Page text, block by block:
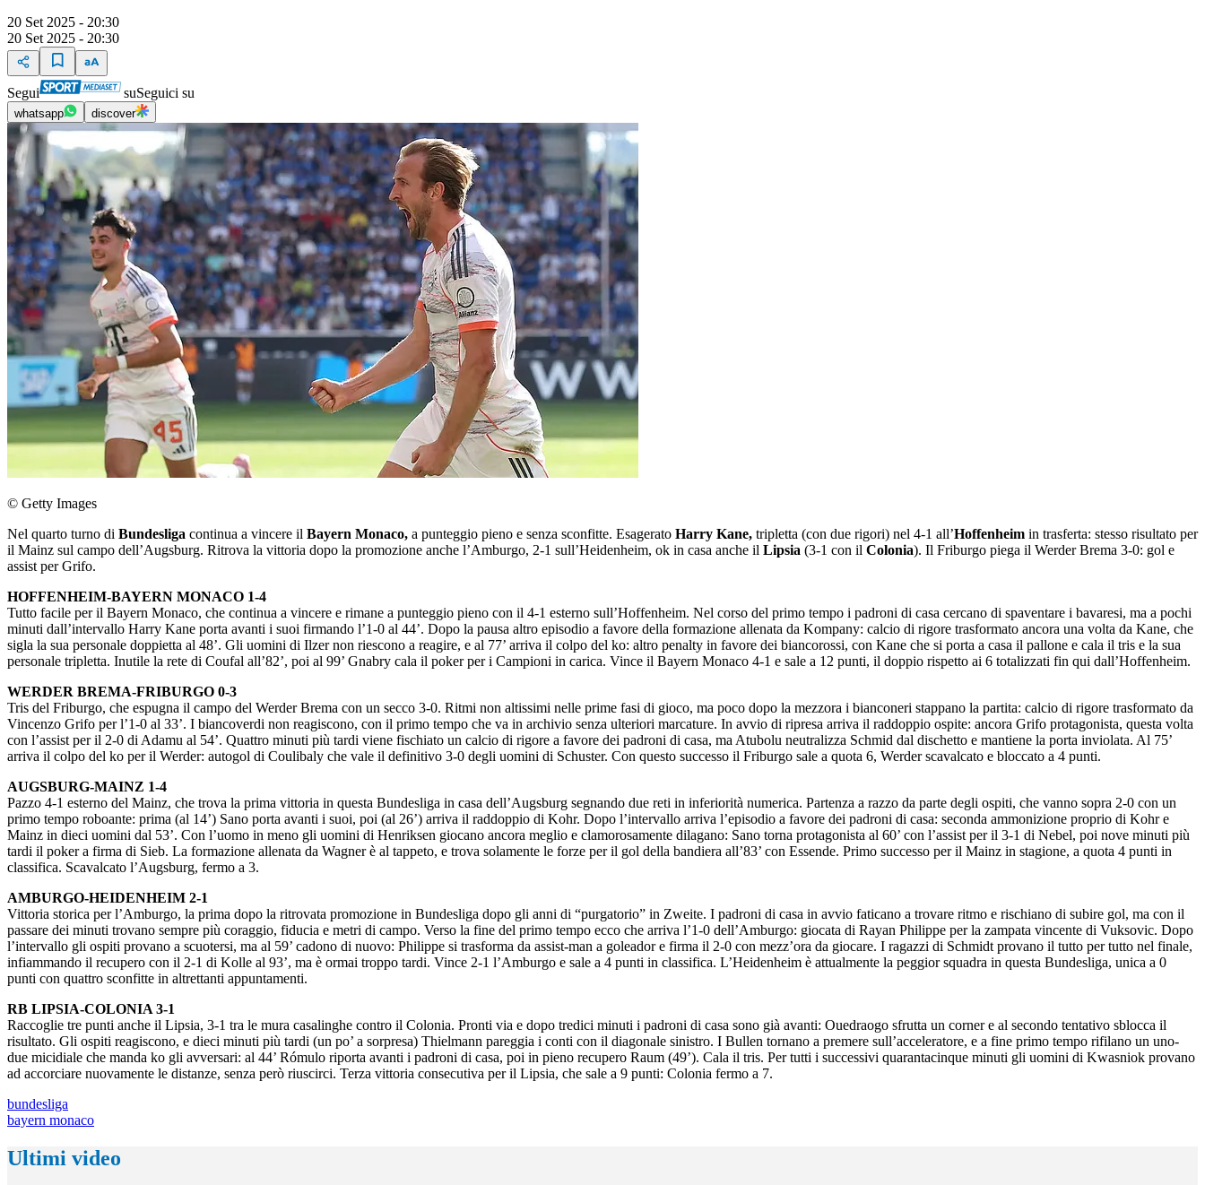
20 Set 2025 - 20:30
20 Set 2025 - 20:30
Segui suSeguici su
whatsapp discover
© Getty Images
Nel quarto turno di Bundesliga continua a vincere il Bayern Monaco, a punteggio pieno e senza sconfitte. Esagerato Harry Kane, tripletta (con due rigori) nel 4-1 all’Hoffenheim in trasferta: stesso risultato per
il Mainz sul campo dell’Augsburg. Ritrova la vittoria dopo la promozione anche l’Amburgo, 2-1 sull’Heidenheim, ok in casa anche il Lipsia (3-1 con il Colonia). Il Friburgo piega il Werder Brema 3-0: gol e
assist per Grifo.
HOFFENHEIM-BAYERN MONACO 1-4
Tutto facile per il Bayern Monaco, che continua a vincere e rimane a punteggio pieno con il 4-1 esterno sull’Hoffenheim. Nel corso del primo tempo i padroni di casa cercano di spaventare i bavaresi, ma a pochi
minuti dall’intervallo Harry Kane porta avanti i suoi firmando l’1-0 al 44’. Dopo la pausa altro episodio a favore della formazione allenata da Kompany: calcio di rigore trasformato ancora una volta da Kane, che
sigla la sua personale doppietta al 48’. Gli uomini di Ilzer non riescono a reagire, e al 77’ arriva il colpo del ko: altro penalty in favore dei biancorossi, con Kane che si porta a casa il pallone e cala il tris e la sua
personale tripletta. Inutile la rete di Coufal all’82’, poi al 99’ Gnabry cala il poker per i Campioni in carica. Vince il Bayern Monaco 4-1 e sale a 12 punti, il doppio rispetto ai 6 totalizzati fin qui dall’Hoffenheim.
WERDER BREMA-FRIBURGO 0-3
Tris del Friburgo, che espugna il campo del Werder Brema con un secco 3-0. Ritmi non altissimi nelle prime fasi di gioco, ma poco dopo la mezzora i bianconeri stappano la partita: calcio di rigore trasformato da
Vincenzo Grifo per l’1-0 al 33’. I biancoverdi non reagiscono, con il primo tempo che va in archivio senza ulteriori marcature. In avvio di ripresa arriva il raddoppio ospite: ancora Grifo protagonista, questa volta
con l’assist per il 2-0 di Adamu al 54’. Quattro minuti più tardi viene fischiato un calcio di rigore a favore dei padroni di casa, ma Atubolu neutralizza Schmid dal dischetto e mantiene la porta inviolata. Al 75’
arriva il colpo del ko per il Werder: autogol di Coulibaly che vale il definitivo 3-0 degli uomini di Schuster. Con questo successo il Friburgo sale a quota 6, Werder scavalcato e bloccato a 4 punti.
AUGSBURG-MAINZ 1-4
Pazzo 4-1 esterno del Mainz, che trova la prima vittoria in questa Bundesliga in casa dell’Augsburg segnando due reti in inferiorità numerica. Partenza a razzo da parte degli ospiti, che vanno sopra 2-0 con un
primo tempo roboante: prima (al 14’) Sano porta avanti i suoi, poi (al 26’) arriva il raddoppio di Kohr. Dopo l’intervallo arriva l’episodio a favore dei padroni di casa: seconda ammonizione proprio di Kohr e
Mainz in dieci uomini dal 53’. Con l’uomo in meno gli uomini di Henriksen giocano ancora meglio e clamorosamente dilagano: Sano torna protagonista al 60’ con l’assist per il 3-1 di Nebel, poi nove minuti più
tardi il poker a firma di Sieb. La formazione allenata da Wagner è al tappeto, e trova solamente le forze per il gol della bandiera all’83’ con Essende. Primo successo per il Mainz in stagione, a quota 4 punti in
classifica. Scavalcato l’Augsburg, fermo a 3.
AMBURGO-HEIDENHEIM 2-1
Vittoria storica per l’Amburgo, la prima dopo la ritrovata promozione in Bundesliga dopo gli anni di “purgatorio” in Zweite. I padroni di casa in avvio faticano a trovare ritmo e rischiano di subire gol, ma con il
passare dei minuti trovano sempre più coraggio, fiducia e metri di campo. Verso la fine del primo tempo ecco che arriva l’1-0 dell’Amburgo: giocata di Rayan Philippe per la zampata vincente di Vuksovic. Dopo
l’intervallo gli ospiti provano a scuotersi, ma al 59’ cadono di nuovo: Philippe si trasforma da assist-man a goleador e firma il 2-0 con mezz’ora da giocare. I ragazzi di Schmidt provano il tutto per tutto nel finale,
infiammando il recupero con il 2-1 di Kolle al 93’, ma è ormai troppo tardi. Vince 2-1 l’Amburgo e sale a 4 punti in classifica. L’Heidenheim è attualmente la peggior squadra in questa Bundesliga, unica a 0
punti con quattro sconfitte in altrettanti appuntamenti.
RB LIPSIA-COLONIA 3-1
Raccoglie tre punti anche il Lipsia, 3-1 tra le mura casalinghe contro il Colonia. Pronti via e dopo tredici minuti i padroni di casa sono già avanti: Ouedraogo sfrutta un corner e al secondo tentativo sblocca il
risultato. Gli ospiti reagiscono, e dieci minuti più tardi (un po’ a sorpresa) Thielmann pareggia i conti con il diagonale sinistro. I Bullen tornano a premere sull’acceleratore, e a fine primo tempo rifilano un uno-
due micidiale che manda ko gli avversari: al 44’ Rómulo riporta avanti i padroni di casa, poi in pieno recupero Raum (49’). Cala il tris. Per tutti i successivi quarantacinque minuti gli uomini di Kwasniok provano
ad accorciare nuovamente le distanze, senza però riuscirci. Terza vittoria consecutiva per il Lipsia, che sale a 9 punti: Colonia fermo a 7.
bundesliga
bayern monaco
Ultimi video